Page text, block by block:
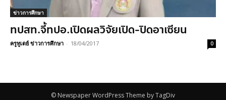
ข่าวการศึกษา
ทปสท.จี้ทปอ.เปิดผลวิจัยเปิด-ปิดอาเซียน
ครูทูเดย์ ข่าวการศึกษา - 18/04/2017 0
© Newspaper WordPress Theme by TagDiv